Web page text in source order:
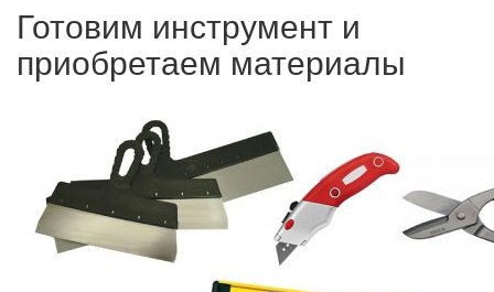
Готовим инструмент и
приобретаем материалы